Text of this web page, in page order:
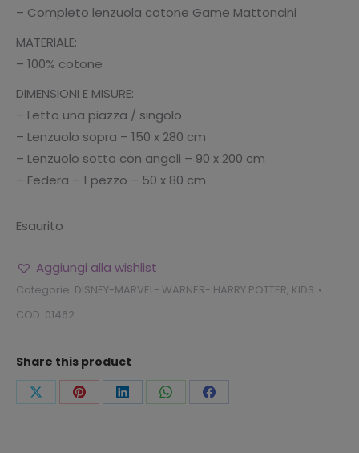
– Completo lenzuola cotone Game Mattoncini
MATERIALE:
– 100% cotone
DIMENSIONI E MISURE:
– Letto una piazza / singolo
– Lenzuolo sopra – 150 x 280 cm
– Lenzuolo sotto con angoli – 90 x 200 cm
– Federa – 1 pezzo – 50 x 80 cm
Esaurito
Aggiungi alla wishlist
Categorie: DISNEY-MARVEL- WARNER- HARRY POTTER, KIDS
COD: 01462
Share this product
CondividiCondividiCondividiCondividiCondividi